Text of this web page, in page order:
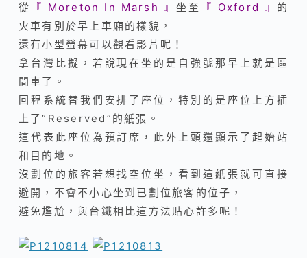
從 『 Moreton In Marsh 』 坐至 『 Oxford 』 的
火車有別於早上車廂的樣貌，
還有小型螢幕可以觀看影片呢！
拿台灣比擬，若說現在坐的是自強號那早上就是區
間車了。
回程系統替我們安排了座位，特別的是座位上方插
上了”Reserved”的紙張。
這代表此座位為預訂席，此外上頭還顯示了起始站
和目的地。
沒劃位的旅客若想找空位坐，看到這紙張就可直接
避開，不會不小心坐到已劃位旅客的位子，
避免尷尬，與台鐵相比這方法貼心許多呢！